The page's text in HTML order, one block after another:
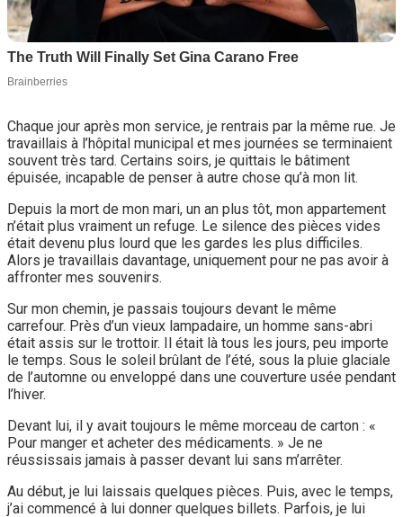
Chaque jour après mon service, je rentrais par la même rue. Je
travaillais à l’hôpital municipal et mes journées se terminaient
souvent très tard. Certains soirs, je quittais le bâtiment
épuisée, incapable de penser à autre chose qu’à mon lit.
Depuis la mort de mon mari, un an plus tôt, mon appartement
n’était plus vraiment un refuge. Le silence des pièces vides
était devenu plus lourd que les gardes les plus difficiles.
Alors je travaillais davantage, uniquement pour ne pas avoir à
affronter mes souvenirs.
Sur mon chemin, je passais toujours devant le même
carrefour. Près d’un vieux lampadaire, un homme sans-abri
était assis sur le trottoir. Il était là tous les jours, peu importe
le temps. Sous le soleil brûlant de l’été, sous la pluie glaciale
de l’automne ou enveloppé dans une couverture usée pendant
l’hiver.
Devant lui, il y avait toujours le même morceau de carton : «
Pour manger et acheter des médicaments. » Je ne
réussissais jamais à passer devant lui sans m’arrêter.
Au début, je lui laissais quelques pièces. Puis, avec le temps,
j’ai commencé à lui donner quelques billets. Parfois, je lui